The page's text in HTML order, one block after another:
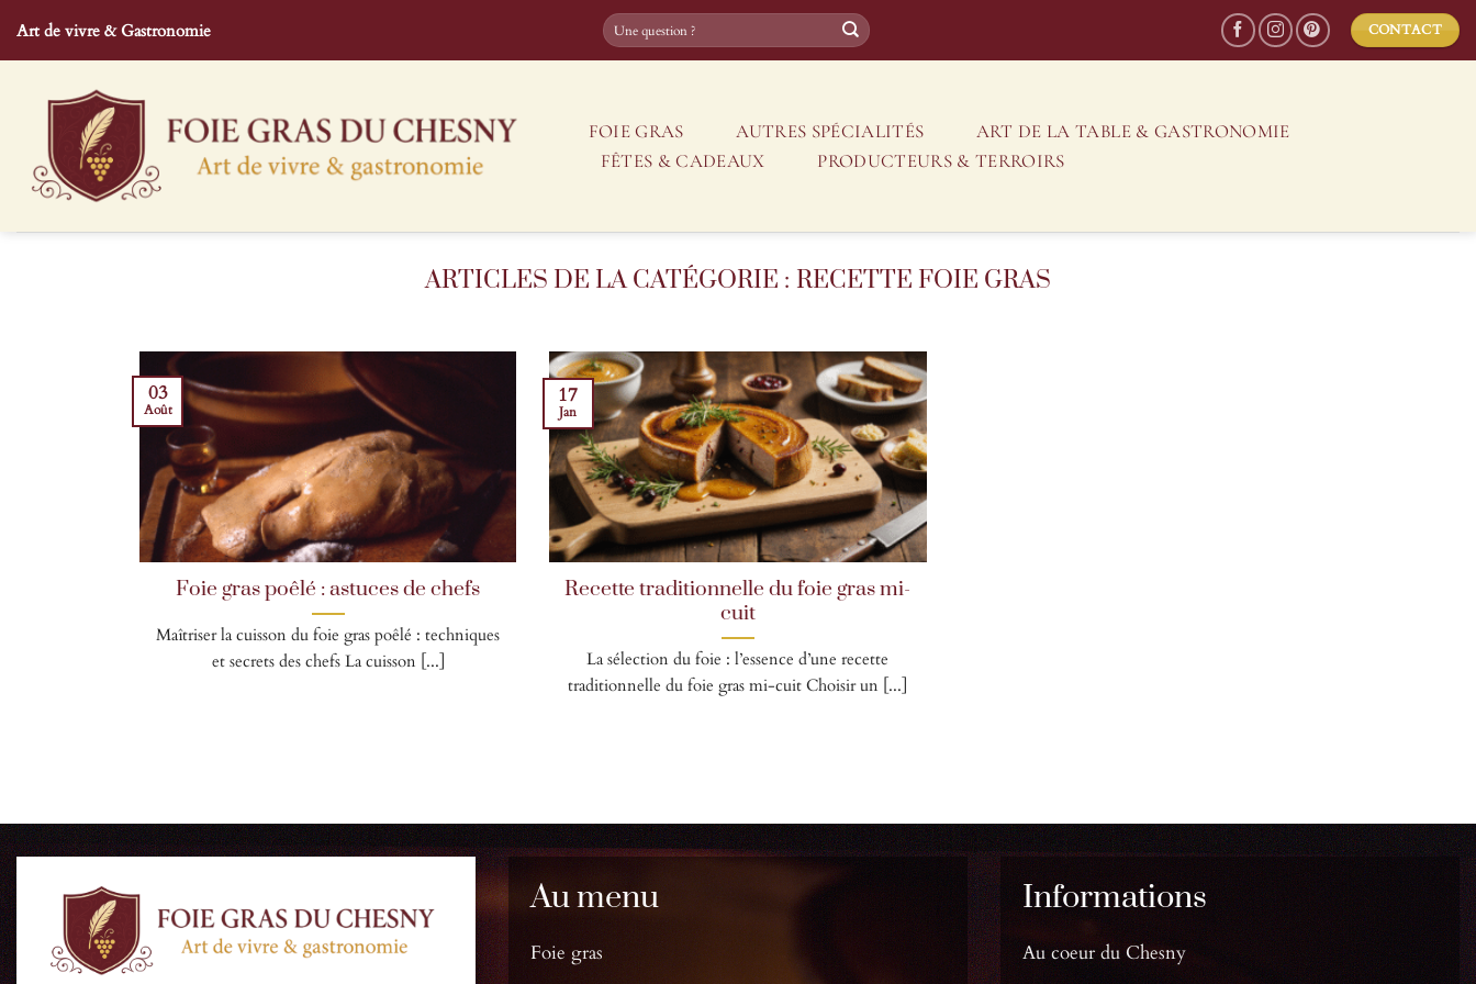
Art de vivre & Gastronomie CONTACT
FOIE GRAS AUTRES SPÉCIALITÉS
ART DE LA TABLE & GASTRONOMIE
FÊTES & CADEAUX
PRODUCTEURS & TERROIRS
RECETTE FOIE GRAS
Foie gras poêlé : astuces de chefs
Maîtriser la cuisson du foie gras poêlé : techniques
et secrets des chefs La cuisson [...]
03
Août
Recette traditionnelle du foie gras mi-
cuit
La sélection du foie : l’essence d’une recette
traditionnelle du foie gras mi-cuit Choisir un [...]
17
Jan
Au menu
Foie gras
Informations
Au coeur du Chesny